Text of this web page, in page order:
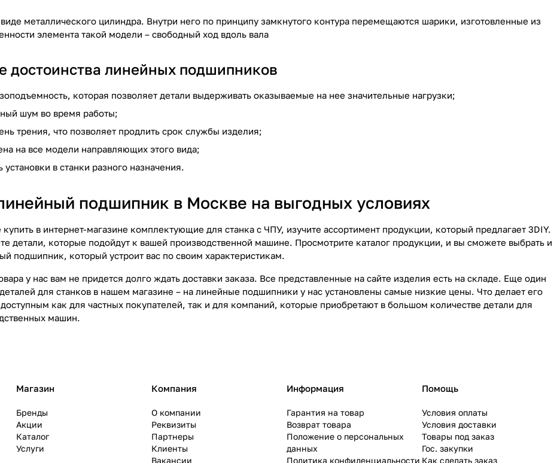
металлического цилиндра. Внутри него по принципу замкнутого контура перемещаются шарики, изготовленные из
элемента такой модели – свободный ход вдоль вала
достоинства линейных подшипников
которая позволяет детали выдерживать оказываемые на нее значительные нагрузки;
шум во время работы;
трения, что позволяет продлить срок службы изделия;
на все модели направляющих этого вида;
установки в станки разного назначения.
подшипник в Москве на выгодных условиях
купить в интернет-магазине комплектующие для станка с ЧПУ, изучите ассортимент продукции, который предлагает 3DIY.
детали, которые подойдут к вашей производственной машине. Просмотрите каталог продукции, и вы сможете выбрать и
подшипник, который устроит вас по своим характеристикам.
у нас вам не придется долго ждать доставки заказа. Все представленные на сайте изделия есть на складе. Еще один
для станков в нашем магазине – на линейные подшипники у нас установлены самые низкие цены. Что делает его
как для частных покупателей, так и для компаний, которые приобретают в большом количестве детали для
машин.
Магазин
Бренды
Акции
Каталог
Услуги
Компания
О компании
Реквизиты
Партнеры
Клиенты
Вакансии
Информация
Гарантия на товар
Возврат товара
Положение о персональных
данных
Политика конфиденциальности
Помощь
Условия оплаты
Условия доставки
Товары под заказ
Гос. закупки
Как сделать заказ